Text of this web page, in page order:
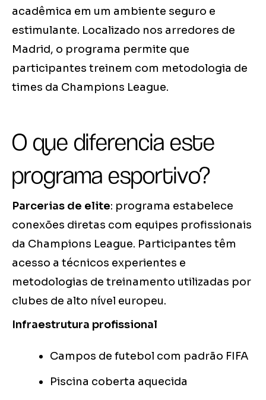
acadêmica em um ambiente seguro e
estimulante. Localizado nos arredores de
Madrid, o programa permite que
participantes treinem com metodologia de
times da Champions League.
O que diferencia este
programa esportivo?
Parcerias de elite: programa estabelece
conexões diretas com equipes profissionais
da Champions League. Participantes têm
acesso a técnicos experientes e
metodologias de treinamento utilizadas por
clubes de alto nível europeu.
Infraestrutura profissional
Campos de futebol com padrão FIFA
Piscina coberta aquecida